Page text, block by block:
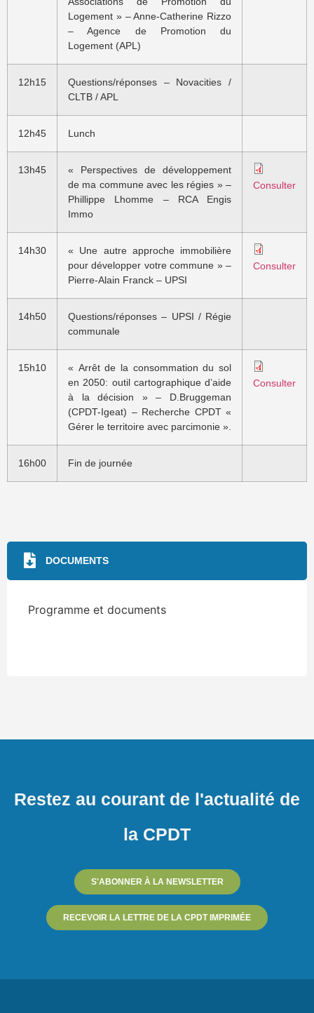
Logement » – Anne-Catherine Rizzo
– Agence de Promotion du
Logement (APL)
12h15
Questions/réponses – Novacities /
CLTB / APL
12h45 Lunch
13h45
« Perspectives de développement
de ma commune avec les régies » –
Phillippe Lhomme – RCA Engis
Immo
Consulter
14h30
« Une autre approche immobilière
pour développer votre commune » –
Pierre-Alain Franck – UPSI
Consulter
14h50
Questions/réponses – UPSI / Régie
communale
15h10
« Arrêt de la consommation du sol
en 2050: outil cartographique d’aide
à la décision » – D.Bruggeman
(CPDT-Igeat) – Recherche CPDT «
Gérer le territoire avec parcimonie ».
Consulter
16h00 Fin de journée
DOCUMENTS
Programme et documents
Restez au courant de l'actualité de
la CPDT
S'ABONNER À LA NEWSLETTER
RECEVOIR LA LETTRE DE LA CPDT IMPRIMÉE